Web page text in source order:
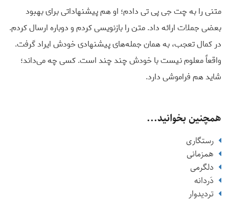
متنی را به چت جی پی تی دادم؛ او هم پیشنهاداتی برای بهبود
بعضی جملات ارائه داد. متن را بازنویسی کردم و دوباره ارسال کردم.
در کمال تعجب، به همان جمله‌های پیشنهادی خودش ایراد گرفت.
واقعاً معلوم نیست با خودش چند چند است. کسی چه می‌داند؛
شاید هم فراموشی دارد.
همچنین بخوانید...
رستگاری
همزمانی
دلگرمی
دَردانه
تردیدوار